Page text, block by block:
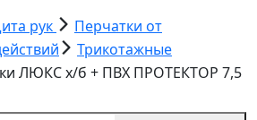
рук
Перчатки от
Трикотажные
ЛЮКС х/б + ПВХ ПРОТЕКТОР 7,5